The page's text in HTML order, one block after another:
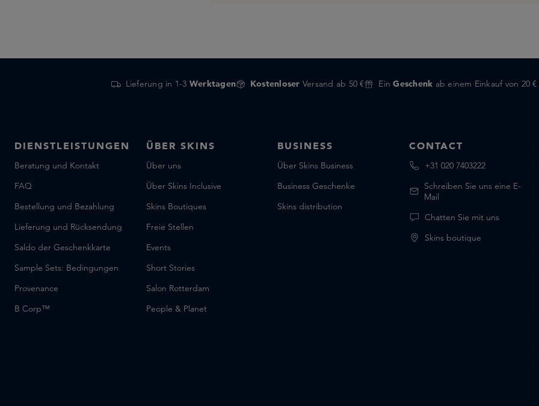
Lieferung in 1-3 Werktagen Kostenloser Versand ab 50 € EinGeschenk ab einem Einkauf von 20 €
DIENSTLEISTUNGEN
Beratung und Kontakt
FAQ
Bestellung und Bezahlung
Lieferung und Rücksendung
Saldo der Geschenkkarte
Sample Sets: Bedingungen
Provenance
B Corp™
ÜBER SKINS
Über uns
Über Skins Inclusive
Skins Boutiques
Freie Stellen
Events
Short Stories
Salon Rotterdam
People & Planet
BUSINESS
Über Skins Business
Business Geschenke
Skins distribution
CONTACT
+31 020 7403222
Schreiben Sie uns eine E-
Mail
Chatten Sie mit uns
Skins boutique